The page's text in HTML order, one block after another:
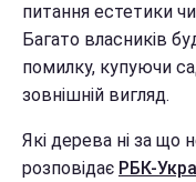
питання естетики
Багато власників
помилку, купуючи
зовнішній вигляд.
Які дерева ні за що
розповідає РБК-